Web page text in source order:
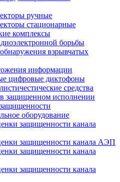
ручные
стационарные
комплексы
борьбы
взрывчатых
информации
цифровые диктофоны
средства
защищенном исполнении
оборудование
защищенности канала
защищенности канала АЭП
защищенности канала
защищенности канала